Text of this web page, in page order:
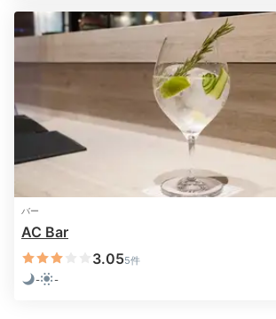
の郷土料理「フラメンカエッグ」も外せ
kia_orana_c88
品数が多くミニラーメンやフォーもあり、どれも
かったです。特に「フラメンカエッグ」はとて
く、おかわりしてしまったほど！
Freetime
バー
AC Bar
3.055件
-
-